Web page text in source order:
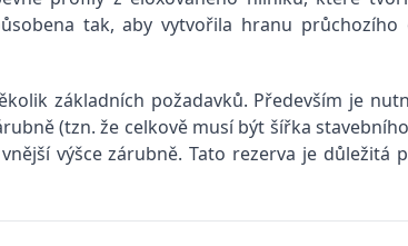
tak, aby vytvořila hranu
základních požadavků. Především je
(tzn. že celkově musí být šířka
výšce zárubně. Tato rezerva je